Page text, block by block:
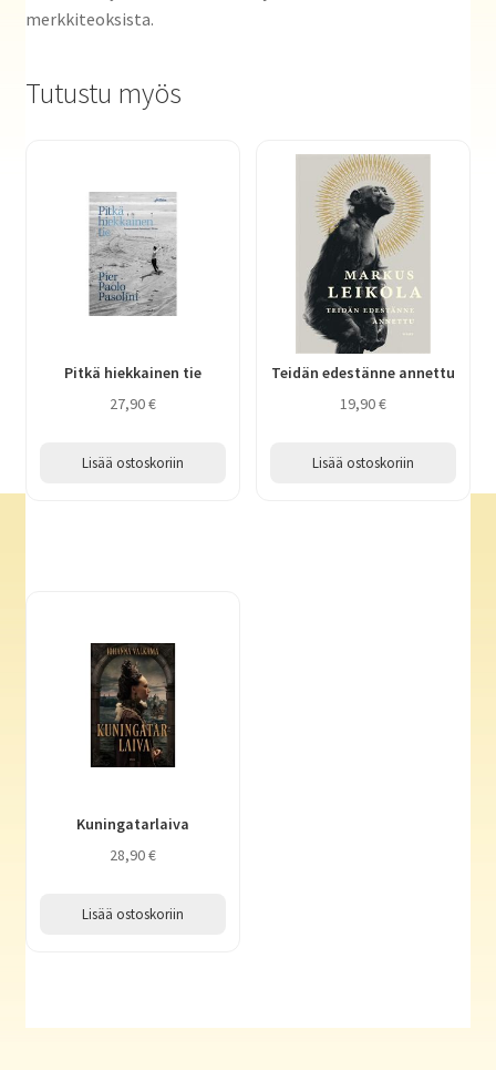
merkkiteoksista.
Tutustu myös
Pitkä hiekkainen tie
27,90€
Lisää ostoskoriin
Teidän edestänne annettu
19,90€
Lisää ostoskoriin
Kuningatarlaiva
28,90€
Lisää ostoskoriin